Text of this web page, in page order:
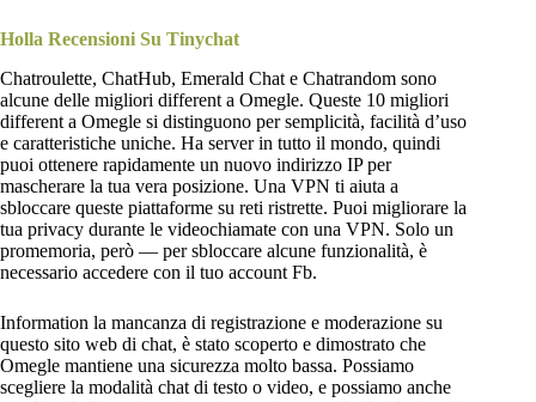
Holla Recensioni Su Tinychat
Chatroulette, ChatHub, Emerald Chat e Chatrandom sono
alcune delle migliori different a Omegle. Queste 10 migliori
different a Omegle si distinguono per semplicità, facilità d’uso
e caratteristiche uniche. Ha server in tutto il mondo, quindi
puoi ottenere rapidamente un nuovo indirizzo IP per
mascherare la tua vera posizione. Una VPN ti aiuta a
sbloccare queste piattaforme su reti ristrette. Puoi migliorare la
tua privacy durante le videochiamate con una VPN. Solo un
promemoria, però — per sbloccare alcune funzionalità, è
necessario accedere con il tuo account Fb.
Information la mancanza di registrazione e moderazione su
questo sito web di chat, è stato scoperto e dimostrato che
Omegle mantiene una sicurezza molto bassa. Possiamo
scegliere la modalità chat di testo o video, e possiamo anche